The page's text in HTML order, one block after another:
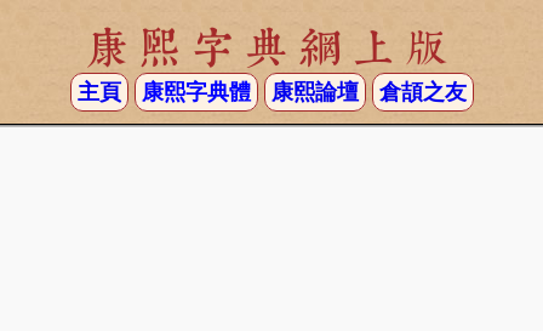
康熙字典網上版
主頁 康熙字典體 康熙論壇 倉頡之友